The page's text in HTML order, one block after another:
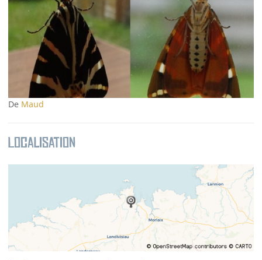
De Maud
Localisation